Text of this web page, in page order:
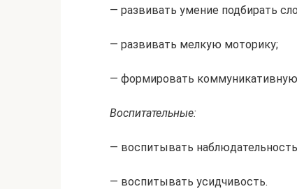
— развивать умение подбирать
— развивать мелкую моторику;
— формировать коммуникативную
Воспитательные:
— воспитывать
— воспитывать усидчивость.